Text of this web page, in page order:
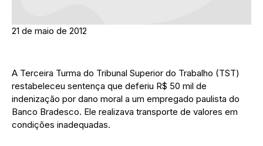
21 de maio de 2012
A Terceira Turma do Tribunal Superior do Trabalho (TST)
restabeleceu sentença que deferiu R$ 50 mil de
indenização por dano moral a um empregado paulista do
Banco Bradesco. Ele realizava transporte de valores em
condições inadequadas.